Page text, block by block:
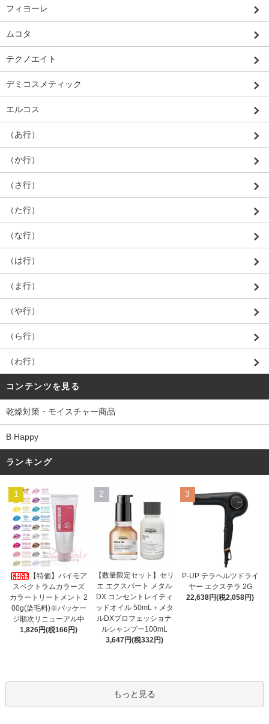
フィヨーレ
ムコタ
テクノエイト
デミコスメティック
エルコス
（あ行）
（か行）
（さ行）
（た行）
（な行）
（は行）
（ま行）
（や行）
（ら行）
（わ行）
コンテンツを見る
乾燥対策・モイスチャー商品
B Happy
ランキング
1
【特価】パイモア
スペクトラムカラーズ
カラートリートメント 2
00g(染毛料)※パッケー
ジ順次リニューアル中
1,826円(税166円)
2
【数量限定セット】セリ
エ エクスパート メタル
DX コンセントレイティ
ッドオイル 50mL＋メタ
ルDXプロフェッショナ
ルシャンプー100mL
3,647円(税332円)
3
P-UP テラヘルツドライ
ヤー エクステラ 2G
22,638円(税2,058円)
もっと見る